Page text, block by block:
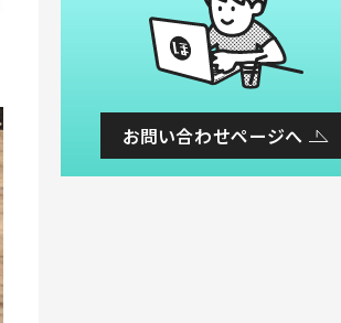
お問い合わせページへ